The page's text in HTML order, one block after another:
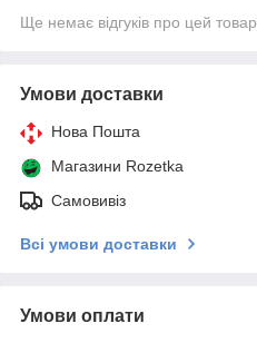
Ще немає відгуків про цей товар
Умови доставки
Нова Пошта
Магазини Rozetka
Самовивіз
Всі умови доставки
Умови оплати